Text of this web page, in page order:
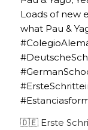
🇩🇪 Erste